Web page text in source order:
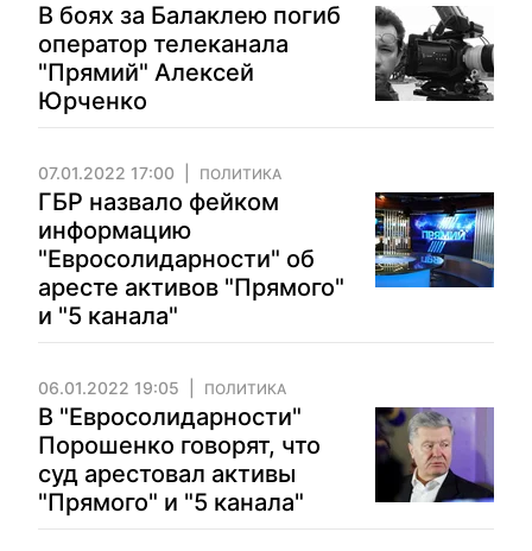
В боях за Балаклею погиб
оператор телеканала
"Прямий" Алексей
Юрченко
07.01.2022 17:00 ПОЛИТИКА
ГБР назвало фейком
информацию
"Евросолидарности" об
аресте активов "Прямого"
и "5 канала"
06.01.2022 19:05 ПОЛИТИКА
В "Евросолидарности"
Порошенко говорят, что
суд арестовал активы
"Прямого" и "5 канала"